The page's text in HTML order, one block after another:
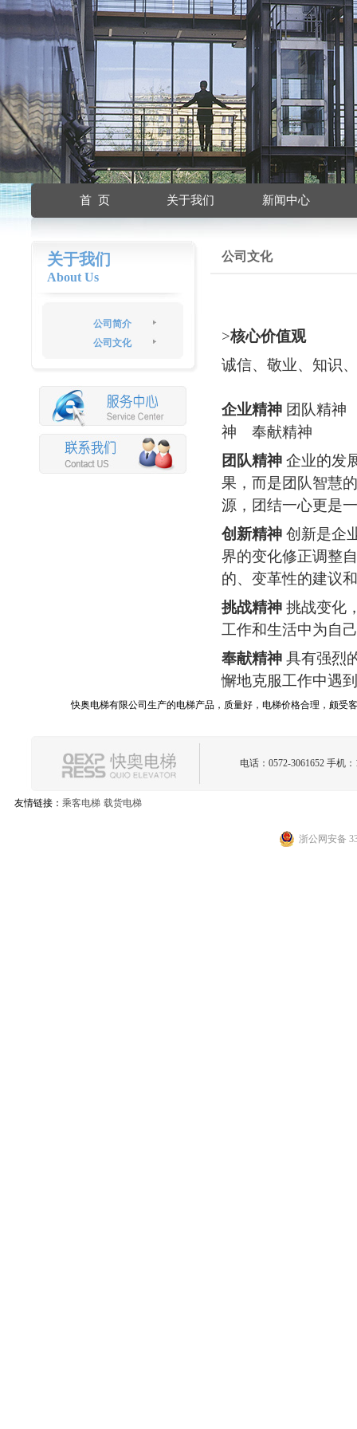
首 页 关于我们 新闻中心
关于我们
About Us
公司简介
公司文化
公司文化
>核心价值观
诚信、敬业、知识
企业精神 团队精
神 奉献精神
团队精神 企业的发
果，而是团队智慧
源，团结一心更是
创新精神 创新是企
界的变化修正调整
的、变革性的建议
挑战精神 挑战变化
工作和生活中为自
奉献精神 具有强烈
懈地克服工作中遇
快奥电梯有限公司生产的电梯产品，质量好，电梯价格合理，颇受
快奥电梯有限公司生产的电梯产品，质量好，电梯价格合理，颇受
电话：0572-3061652 手机
友情链接： 乘客电梯 载货电梯
浙公网安备